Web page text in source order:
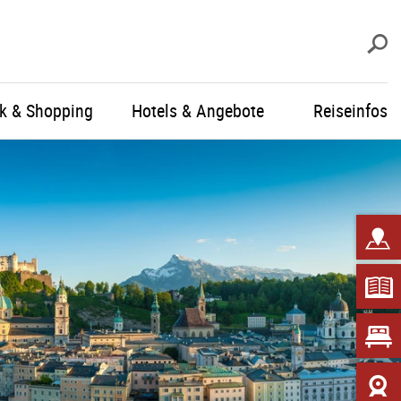
& Shopping Hotels & Angebote Reiseinfos